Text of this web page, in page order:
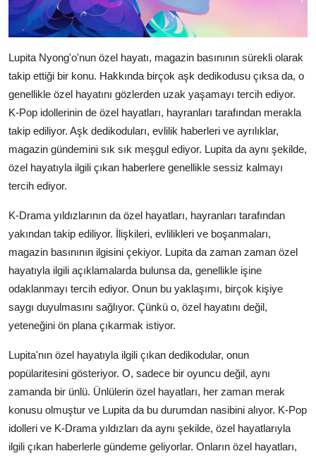
Lupita Nyong'o'nun özel hayatı, magazin basınının sürekli olarak
takip ettiği bir konu. Hakkında birçok aşk dedikodusu çıksa da, o
genellikle özel hayatını gözlerden uzak yaşamayı tercih ediyor.
K-Pop idollerinin de özel hayatları, hayranları tarafından merakla
takip ediliyor. Aşk dedikoduları, evlilik haberleri ve ayrılıklar,
magazin gündemini sık sık meşgul ediyor. Lupita da aynı şekilde,
özel hayatıyla ilgili çıkan haberlere genellikle sessiz kalmayı
tercih ediyor.
K-Drama yıldızlarının da özel hayatları, hayranları tarafından
yakından takip ediliyor. İlişkileri, evlilikleri ve boşanmaları,
magazin basınının ilgisini çekiyor. Lupita da zaman zaman özel
hayatıyla ilgili açıklamalarda bulunsa da, genellikle işine
odaklanmayı tercih ediyor. Onun bu yaklaşımı, birçok kişiye
saygı duyulmasını sağlıyor. Çünkü o, özel hayatını değil,
yeteneğini ön plana çıkarmak istiyor.
Lupita'nın özel hayatıyla ilgili çıkan dedikodular, onun
popülaritesini gösteriyor. O, sadece bir oyuncu değil, aynı
zamanda bir ünlü. Ünlülerin özel hayatları, her zaman merak
konusu olmuştur ve Lupita da bu durumdan nasibini alıyor. K-Pop
idolleri ve K-Drama yıldızları da aynı şekilde, özel hayatlarıyla
ilgili çıkan haberlerle gündeme geliyorlar. Onların özel hayatları,